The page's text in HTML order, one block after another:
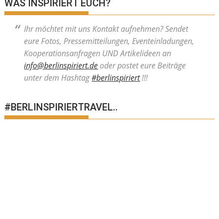
WAS INSPIRIERT EUCH?
Ihr möchtet mit uns Kontakt aufnehmen? Sendet
eure Fotos, Pressemitteilungen, Eventeinladungen,
Kooperationsanfragen UND Artikelideen an
info@berlinspiriert.deoder postet eure Beiträge
unter dem Hashtag#berlinspiriert!!!
#BERLINSPIRIERTRAVEL..